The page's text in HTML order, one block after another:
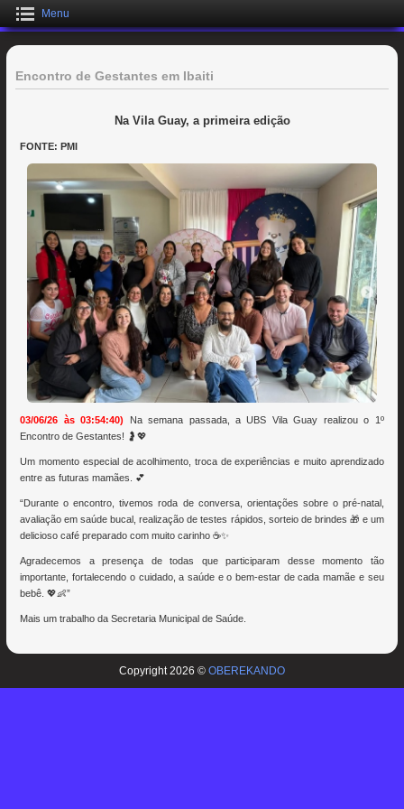
Menu
Encontro de Gestantes em Ibaiti
Na Vila Guay, a primeira edição
FONTE: PMI
03/06/26 às 03:54:40)
Na semana passada, a UBS Vila Guay realizou o 1º
Encontro de Gestantes! 🤰💖
Um momento especial de acolhimento, troca de experiências e muito aprendizado
entre as futuras mamães. 💕
“Durante o encontro, tivemos roda de conversa, orientações sobre o pré-natal,
avaliação em saúde bucal, realização de testes rápidos, sorteio de brindes 🎁 e um
delicioso café preparado com muito carinho ☕✨
Agradecemos a presença de todas que participaram desse momento tão
importante, fortalecendo o cuidado, a saúde e o bem-estar de cada mamãe e seu
bebê. 💖👶”
Mais um trabalho da Secretaria Municipal de Saúde.
Copyright 2026 © OBEREKANDO